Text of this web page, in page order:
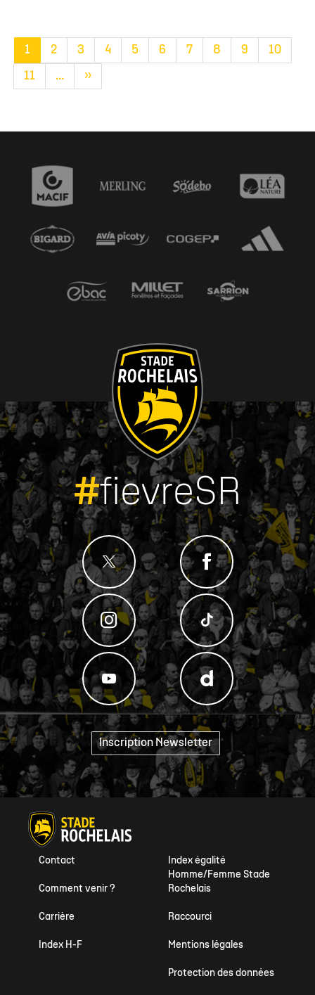
1 2 3 4 5 6 7 8 9 10
11 ... »
#fievreSR
Inscription Newsletter "
Index égalité
Homme/Femme Stade
Rochelais
Contact
Comment venir ?
Raccourci
Carrière
Mentions légales
Index H-F
Protection des données